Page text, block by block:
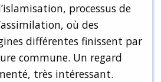
processus de
où des
différentes finissent par
commune. Un regard
très intéressant.